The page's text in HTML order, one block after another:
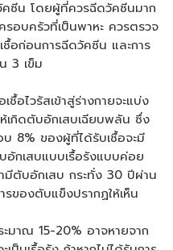
คซีน โดยผู้ที่ควรฉีดวัคซีนมาก
อบครัวที่เป็นพาหะ ควรตรวจ
ชื้อก่อนการฉีดวัคซีน และการ
3 เข็ม
เชื้อไวรัสเข้าสู่ร่างกายจะแบ่ง
เกิดตับอักเสบเฉียบพลัน ซึ่ง
8% ของผู้ที่ได้รับเชื้อจะมี
อักเสบแบบเรื้อรังแบบค่อย
มีตับอักเสบ กระทั่ง 30 ปีผ่าน
ของตับแข็งปรากฏให้เห็น
มาณ 15-20% อาจหายจาก